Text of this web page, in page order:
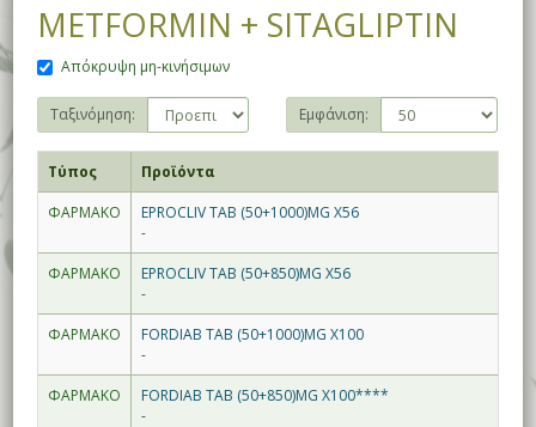
METFORMIN + SITAGLIPTIN
Απόκρυψη μη-κινήσιμων
Ταξινόμηση: Εμφάνιση:
Τύπος
Προϊόντα
ΦΑΡΜΑΚΟ
EPROCLIV TAB (50+1000)MG X56
-
ΦΑΡΜΑΚΟ
EPROCLIV TAB (50+850)MG X56
-
ΦΑΡΜΑΚΟ
FORDIAB TAB (50+1000)MG X100
-
ΦΑΡΜΑΚΟ
FORDIAB TAB (50+850)MG X100****
-